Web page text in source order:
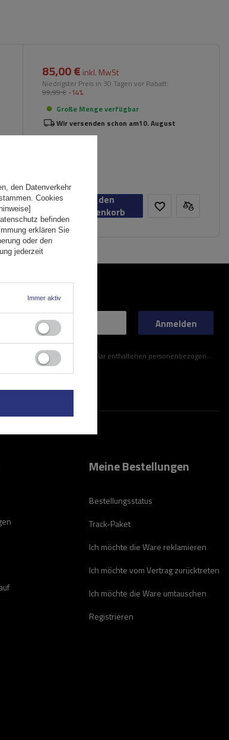
85,00 € inkl. MwSt
Niedrigster Preis in 30 Tagen vor Rabatt:
99,99 € -14%
Große Menge verfügbar
Wir versenden schon am10. August
In den
Warenkorb
personenbezogenen Daten gemäß der Verordnung (EU) des Europäischen Parlaments und des Rates zu.
Anmelden
Meine Bestellungen
Bestellungsstatus
Track-Paket
Ich möchte die Ware reklamieren
Ich möchte vom Vertrag zurücktreten
Ich möchte die Ware umtauschen
Registrieren
den Datenverkehr
Cookies
befinden
erklären Sie
oder den
jederzeit
Immer aktiv